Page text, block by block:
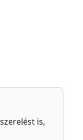
is,